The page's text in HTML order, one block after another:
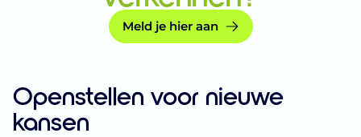
Direct jouw kansen
verkennen?